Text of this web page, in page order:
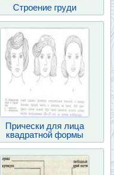
Строение груди
Прически для лица
квадратной формы